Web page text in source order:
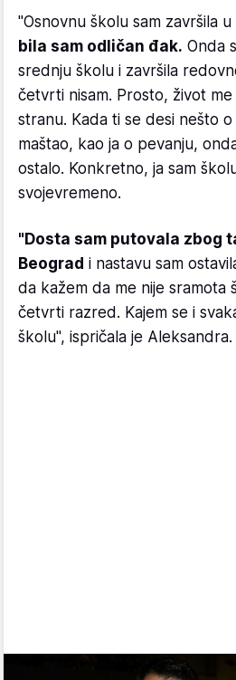
"Osnovnu školu sam završila
bila sam odličan đak. Onda
srednju školu i završila
četvrti nisam. Prosto, život
stranu. Kada ti se desi nešto
maštao, kao ja o pevanju,
ostalo. Konkretno, ja sam
svojevremeno.
"Dosta sam putovala zbog
Beograd i nastavu sam
da kažem da me nije sramota
četvrti razred. Kajem se i
školu", ispričala je Aleksandra.